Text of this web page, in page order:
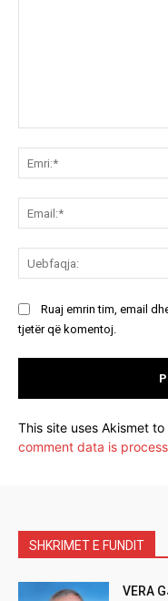
Ruaj emrin tim, email
tjetër që komentoj.
This site uses Akismet
comment data is
SHKRIMET E FUNDIT
VERA